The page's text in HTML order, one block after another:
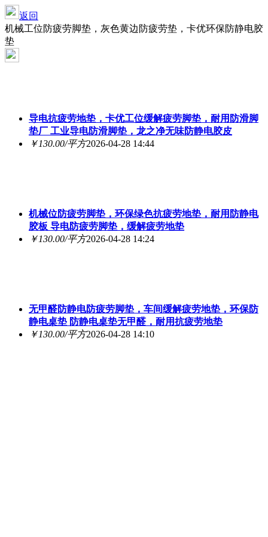
返回
机械工位防疲劳脚垫，灰色黄边防疲劳垫，卡优环保防静电胶
垫
导电抗疲劳地垫，卡优工位缓解疲劳脚垫，耐用防滑脚
垫厂 工业导电防滑脚垫，龙之净无味防静电胶皮
￥130.00/平方2026-04-28 14:44
机械位防疲劳脚垫，环保绿色抗疲劳地垫，耐用防静电
胶板 导电防疲劳脚垫，缓解疲劳地垫
￥130.00/平方2026-04-28 14:24
无甲醛防静电防疲劳脚垫，车间缓解疲劳地垫，环保防
静电桌垫 防静电桌垫无甲醛，耐用抗疲劳地垫
￥130.00/平方2026-04-28 14:10